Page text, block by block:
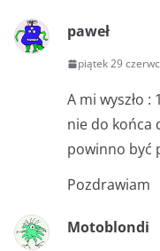
paweł
piątek 29
A mi wyszło :
nie do końca
powinno być
Pozdrawiam
Motoblondi